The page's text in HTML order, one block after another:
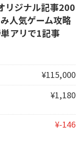
リジナル記事200
人気ゲーム攻略
アリで1記事
¥115,000
¥1,180
¥-146